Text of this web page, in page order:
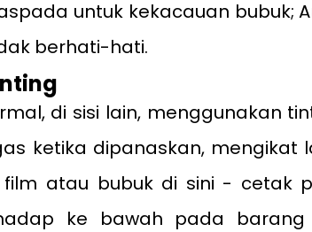
untuk kekacauan bubuk;
berhati-hati.
di sisi lain, menggunakan
ketika dipanaskan, mengikat
atau bubuk di sini - cetak
ke bawah pada barang